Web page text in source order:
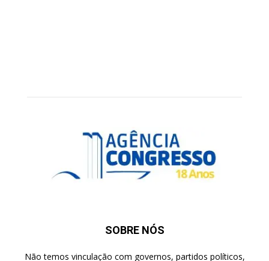
SOBRE NÓS
Não temos vinculação com governos, partidos políticos,